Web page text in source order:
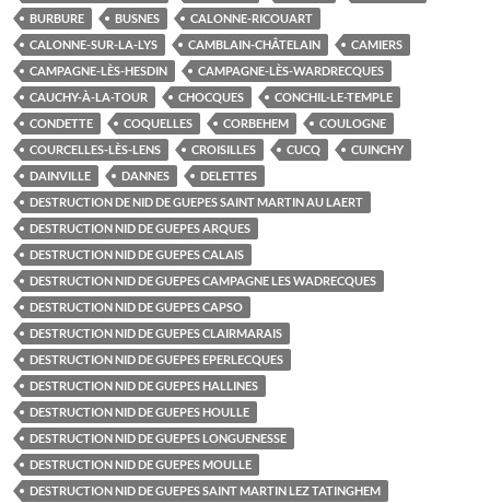
BURBURE
BUSNES
CALONNE-RICOUART
CALONNE-SUR-LA-LYS
CAMBLAIN-CHÂTELAIN
CAMIERS
CAMPAGNE-LÈS-HESDIN
CAMPAGNE-LÈS-WARDRECQUES
CAUCHY-À-LA-TOUR
CHOCQUES
CONCHIL-LE-TEMPLE
CONDETTE
COQUELLES CORBEHEM
COULOGNE
COURCELLES-LÈS-LENS
CROISILLES CUCQ
CUINCHY
DAINVILLE
DANNES
DELETTES
DESTRUCTION DE NID DE GUEPES SAINT MARTIN AU LAERT
DESTRUCTION NID DE GUEPES ARQUES
DESTRUCTION NID DE GUEPES CALAIS
DESTRUCTION NID DE GUEPES CAMPAGNE LES WADRECQUES
DESTRUCTION NID DE GUEPES CAPSO
DESTRUCTION NID DE GUEPES CLAIRMARAIS
DESTRUCTION NID DE GUEPES EPERLECQUES
DESTRUCTION NID DE GUEPES HALLINES
DESTRUCTION NID DE GUEPES HOULLE
DESTRUCTION NID DE GUEPES LONGUENESSE
DESTRUCTION NID DE GUEPES MOULLE
DESTRUCTION NID DE GUEPES SAINT MARTIN LEZ TATINGHEM